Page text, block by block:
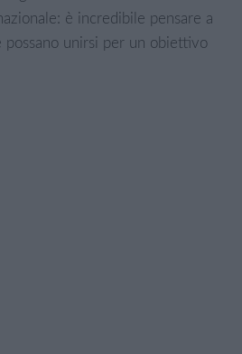
è incredibile pensare a
possano unirsi per un obiettivo